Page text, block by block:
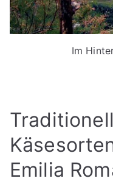
Im
Emilia